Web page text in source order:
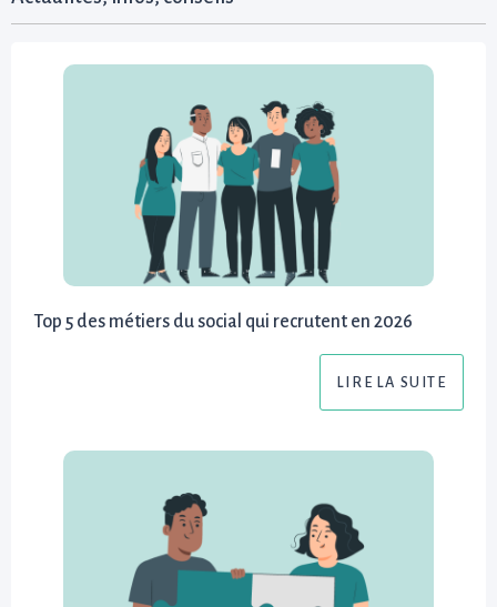
Top 5 des métiers du social qui recrutent en 2026
LIRE LA SUITE